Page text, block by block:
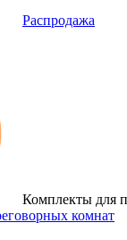
Распродажа
Комплекты для
комнат